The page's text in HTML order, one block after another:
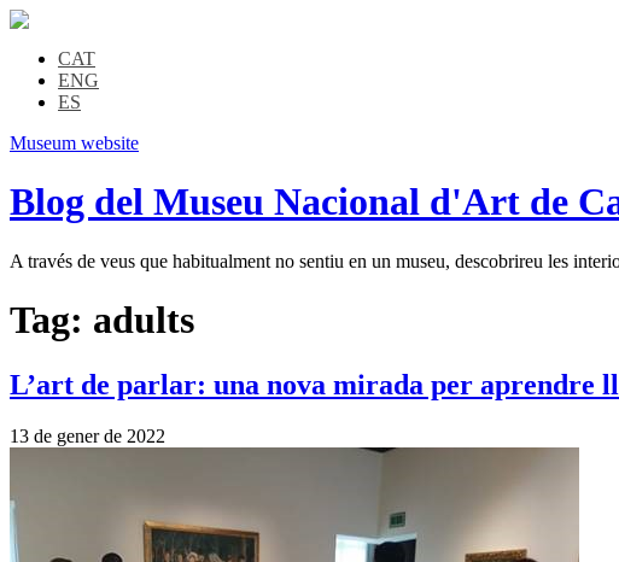
CAT
ENG
ES
Museum website
Blog del Museu Nacional d'Art de
A través de veus que habitualment no sentiu en un museu, descobrireu les
Tag: adults
L’art de parlar: una nova mirada per aprendre
13 de gener de 2022